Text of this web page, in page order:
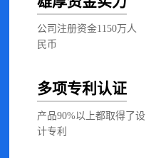
公司注册资金1150万人
民币
多项专利认证
产品90%以上都取得了设
计专利